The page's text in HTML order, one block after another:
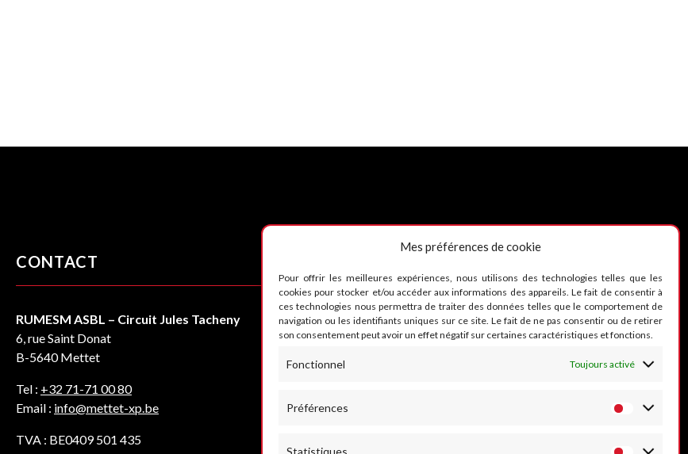
Mes préférences de cookie
Pour offrir les meilleures expériences, nous utilisons des technologies telles que les
cookies pour stocker et/ou accéder aux informations des appareils. Le fait de consentir à
ces technologies nous permettra de traiter des données telles que le comportement de
navigation ou les identifiants uniques sur ce site. Le fait de ne pas consentir ou de retirer
son consentement peut avoir un effet négatif sur certaines caractéristiques et fonctions.
Fonctionnel Toujours activé
Préférences
Statistiques
CONTACT
RUMESM ASBL – Circuit Jules Tacheny
6, rue Saint Donat
B-5640 Mettet
Tel : +32 71-71 00 80
Email : info@mettet-xp.be
TVA : BE0409 501 435